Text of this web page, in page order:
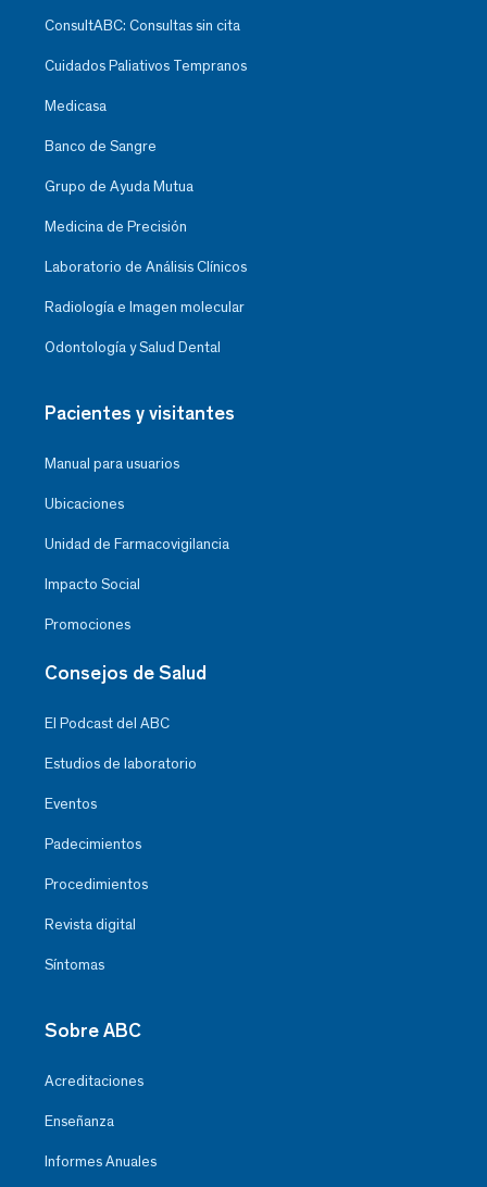
ConsultABC: Consultas sin cita
Cuidados Paliativos Tempranos
Medicasa
Banco de Sangre
Grupo de Ayuda Mutua
Medicina de Precisión
Laboratorio de Análisis Clínicos
Radiología e Imagen molecular
Odontología y Salud Dental
Pacientes y visitantes
Manual para usuarios
Ubicaciones
Unidad de Farmacovigilancia
Impacto Social
Promociones
Consejos de Salud
El Podcast del ABC
Estudios de laboratorio
Eventos
Padecimientos
Procedimientos
Revista digital
Síntomas
Sobre ABC
Acreditaciones
Enseñanza
Informes Anuales